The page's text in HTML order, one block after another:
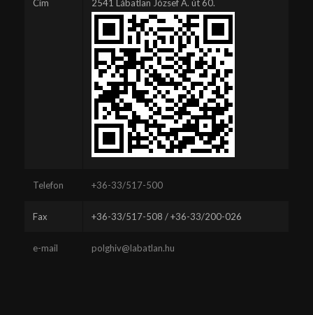
Cím 2541 Lábatlan József A. út 60.
Telefon +36-33/517-500
Fax +36-33/517-508 / +36-33/200-026
e-mail polghiv@labatlan.hu